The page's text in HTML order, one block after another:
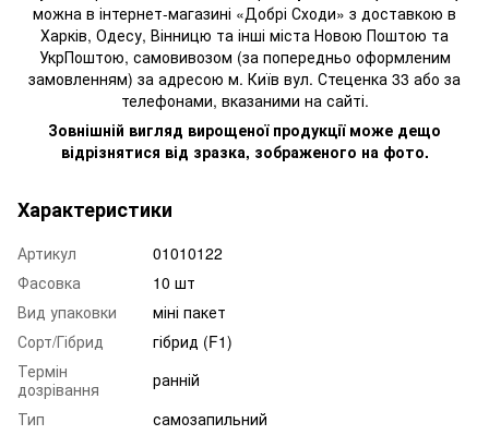
можна в інтернет-магазині «Добрі Сходи» з доставкою в
Харків, Одесу, Вінницю та інші міста Новою Поштою та
УкрПоштою, самовивозом (за попередньо оформленим
замовленням) за адресою м. Київ вул. Стеценка 33 або за
телефонами, вказаними на сайті.
Зовнішній вигляд вирощеної продукції може дещо
відрізнятися від зразка, зображеного на фото.
Характеристики
Артикул
01010122
Фасовка
10 шт
Вид упаковки
міні пакет
Сорт/Гібрид
гібрид (F1)
Термін
дозрівання
ранній
Тип
самозапильний